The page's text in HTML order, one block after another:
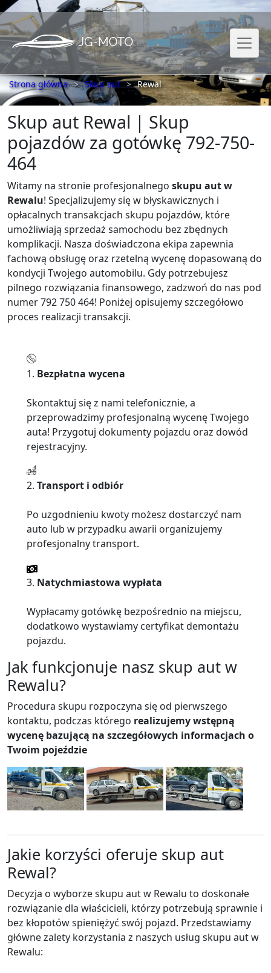
Strona główna Skup aut Rewal
Skup aut Rewal | Skup
pojazdów za gotówkę 792-750-
464
Witamy na stronie profesjonalnego skupu aut w
Rewalu! Specjalizujemy się w błyskawicznych i
opłacalnych transakcjach skupu pojazdów, które
umożliwiają sprzedaż samochodu bez zbędnych
komplikacji. Nasza doświadczona ekipa zapewnia
fachową obsługę oraz rzetelną wycenę dopasowaną do
kondycji Twojego automobilu. Gdy potrzebujesz
pilnego rozwiązania finansowego, zadzwoń do nas pod
numer 792 750 464! Poniżej opisujemy szczegółowo
proces realizacji transakcji.
1. Bezpłatna wycena
Skontaktuj się z nami telefonicznie, a
przeprowadzimy profesjonalną wycenę Twojego
auta! Przygotuj dokumenty pojazdu oraz dowód
rejestracyjny.
2. Transport i odbiór
Po uzgodnieniu kwoty możesz dostarczyć nam
auto lub w przypadku awarii organizujemy
profesjonalny transport.
3. Natychmiastowa wypłata
Wypłacamy gotówkę bezpośrednio na miejscu,
dodatkowo wystawiamy certyfikat demontażu
pojazdu.
Jak funkcjonuje nasz skup aut w
Rewalu?
Procedura skupu rozpoczyna się od pierwszego
kontaktu, podczas którego realizujemy wstępną
wycenę bazującą na szczegółowych informacjach o
Twoim pojeździe
Jakie korzyści oferuje skup aut
Rewal?
Decyzja o wyborze skupu aut w Rewalu to doskonałe
rozwiązanie dla właścicieli, którzy potrzebują sprawnie i
bez kłopotów spieniężyć swój pojazd. Przedstawiamy
główne zalety korzystania z naszych usług skupu aut w
Rewalu: